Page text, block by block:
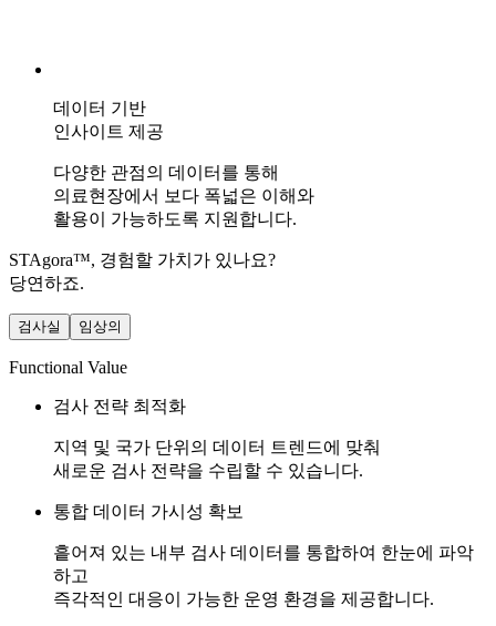
데이터 기반
인사이트 제공
다양한 관점의 데이터를 통해
의료현장에서 보다 폭넓은 이해와
활용이 가능하도록 지원합니다.
STAgora™, 경험할 가치가 있나요?
당연하죠.
검사실 임상의
Functional Value​
검사 전략 최적화
지역 및 국가 단위의 데이터 트렌드에 맞춰
새로운 검사 전략을 수립할 수 있습니다.
통합 데이터 가시성 확보
흩어져 있는 내부 검사 데이터를 통합하여 한눈에 파악
하고
즉각적인 대응이 가능한 운영 환경을 제공합니다.